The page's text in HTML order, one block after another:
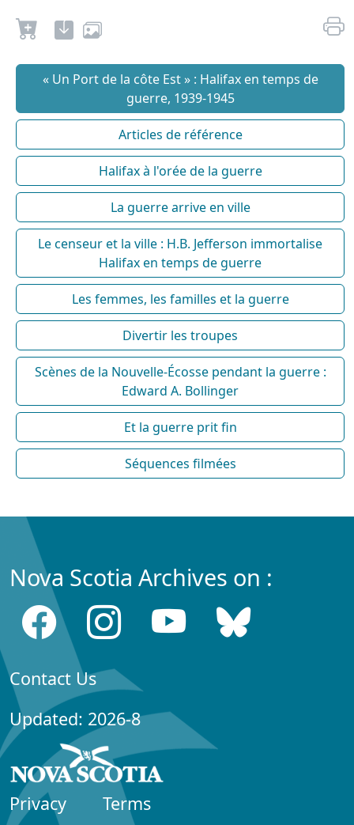
« Un Port de la côte Est » : Halifax en temps de
guerre, 1939-1945
Articles de référence
Halifax à l'orée de la guerre
La guerre arrive en ville
Le censeur et la ville : H.B. Jefferson immortalise
Halifax en temps de guerre
Les femmes, les familles et la guerre
Divertir les troupes
Scènes de la Nouvelle-Écosse pendant la guerre :
Edward A. Bollinger
Et la guerre prit fin
Séquences filmées
Nova Scotia Archives on :
Contact Us
Updated: 2026-8
Privacy Terms